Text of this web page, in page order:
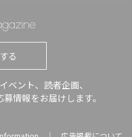
る
ベント、読者企画、
情報をお届けします。